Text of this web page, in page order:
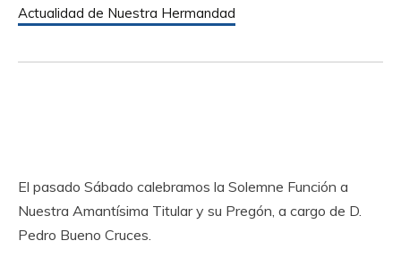
Actualidad de Nuestra Hermandad
El pasado Sábado calebramos la Solemne Función a
Nuestra Amantísima Titular y su Pregón, a cargo de D.
Pedro Bueno Cruces.